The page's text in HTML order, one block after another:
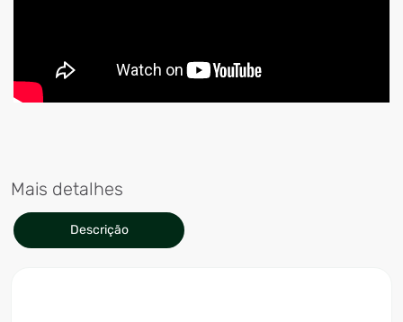
Mais detalhes
Descrição